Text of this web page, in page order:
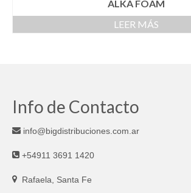
ALKA FOAM
LEER MÁS
Info de Contacto
info@bigdistribuciones.com.ar
+54911 3691 1420
Rafaela, Santa Fe